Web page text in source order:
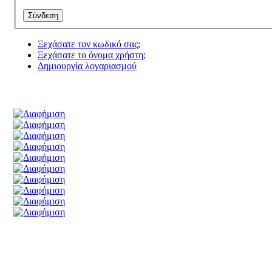
Ξεχάσατε τον κωδικό σας;
Ξεχάσατε το όνομα χρήστη;
Δημιουργία λογαριασμού